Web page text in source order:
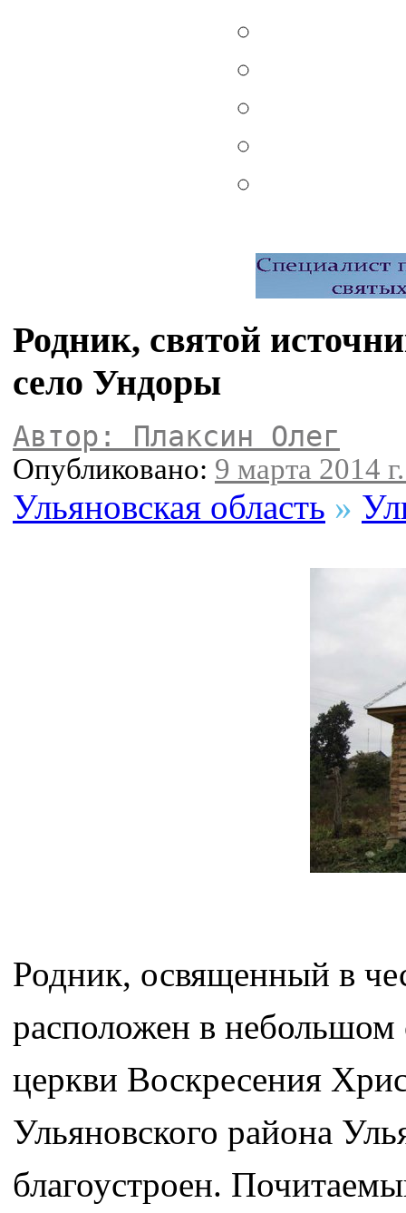
Родник, святой
село Ундоры
Автор: Плаксин Олег
Опубликовано: 9 марта 2014
Ульяновская область »
Родник, освященный в
расположен в небольшом
церкви Воскресения
Ульяновского района
благоустроен.